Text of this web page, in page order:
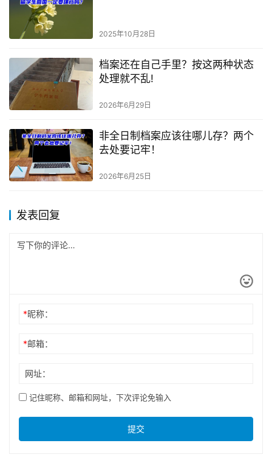
2025年10月28日
档案还在自己手里？按这两种状态
处理就不乱!
2026年6月29日
非全日制档案应该往哪儿存？两个
去处要记牢！
2026年6月25日
发表回复
*昵称：
*邮箱：
网址：
记住昵称、邮箱和网址，下次评论免输入
提交